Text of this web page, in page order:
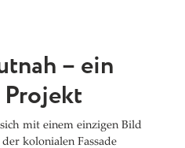
– ein
mit einem einzigen Bild
kolonialen Fassade